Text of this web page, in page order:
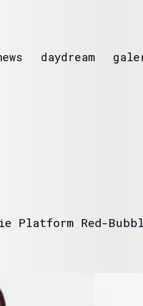
daydream
Platform Red-